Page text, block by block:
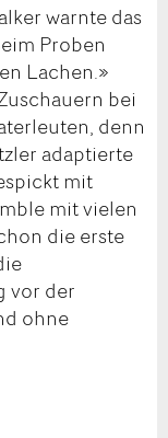
warnte das
Proben
Lachen.»
bei
denn
adaptierte
mit
mit vielen
die erste
vor der
ohne